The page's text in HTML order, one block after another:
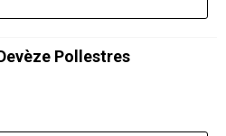
Pollestres